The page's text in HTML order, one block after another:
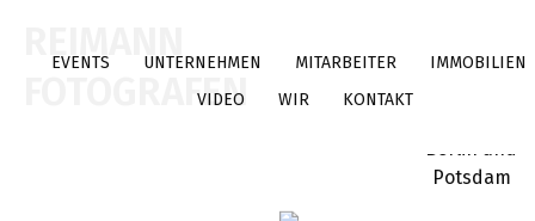
FOTOGRAFEN
EVENTS UNTERNEHMEN MITARBEITER
IMMOBILIEN
VIDEO
WIR KONTAKT